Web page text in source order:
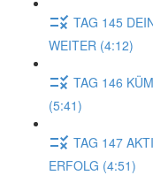
TAG 145
WEITER (4:12)
TAG 146
(5:41)
TAG 147
ERFOLG (4:51)